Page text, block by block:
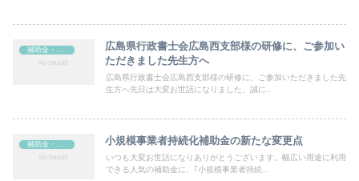
広島県行政書士会広島西支部様の研修に、ご参加い
ただきました先生方へ
広島県行政書士会広島西支部様の研修に、ご参加いただきました先
生方へ先日は大変お世話になりました、誠に...
小規模事業者持続化補助金の新たな変更点
いつも大変お世話になりありがとうございます。幅広い用途に利用
できる人気の補助金に、｢小規模事業者持続...